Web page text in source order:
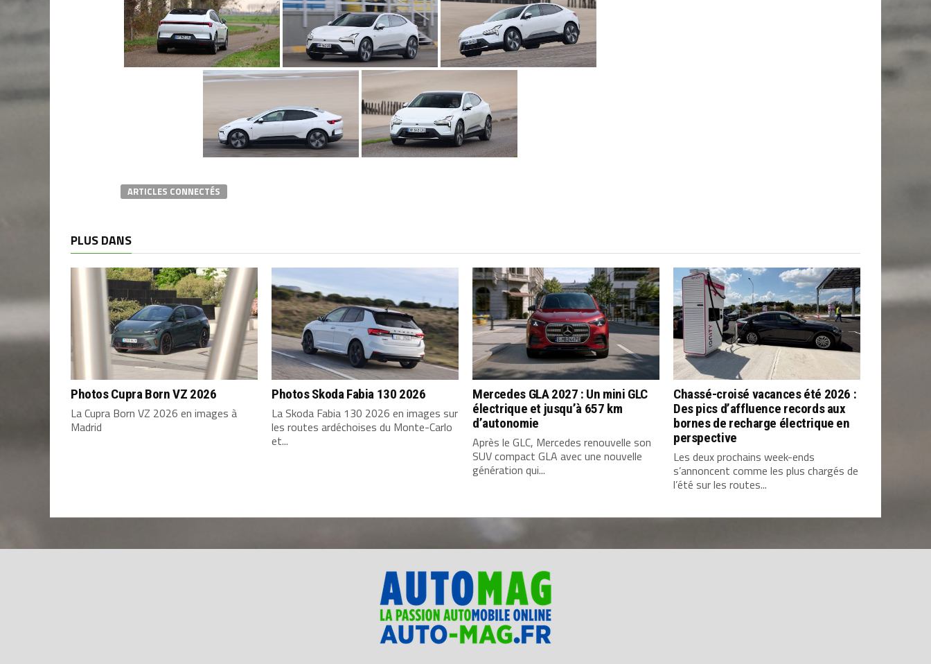
ARTICLES CONNECTÉS
PLUS DANS
Photos Cupra Born VZ 2026
La Cupra Born VZ 2026 en images à
Madrid
Photos Skoda Fabia 130 2026
La Skoda Fabia 130 2026 en images sur
les routes ardéchoises du Monte-Carlo
et...
Mercedes GLA 2027 : Un mini GLC
électrique et jusqu’à 657 km
d’autonomie
Après le GLC, Mercedes renouvelle son
SUV compact GLA avec une nouvelle
génération qui...
Chassé-croisé vacances été 2026 :
Des pics d’affluence records aux
bornes de recharge électrique en
perspective
Les deux prochains week-ends
s’annoncent comme les plus chargés de
l’été sur les routes...